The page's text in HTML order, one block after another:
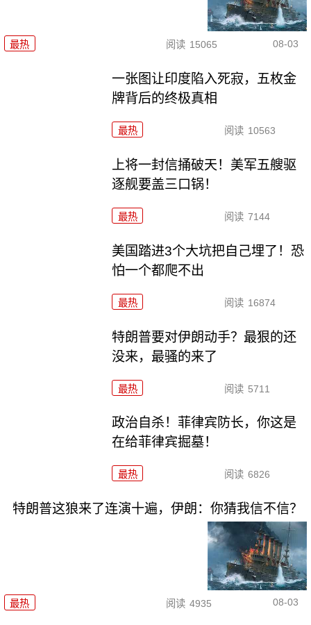
最热 阅读 15065 08-03
一张图让印度陷入死寂，五枚金
牌背后的终极真相
最热 阅读 10563
上将一封信捅破天！美军五艘驱
逐舰要盖三口锅！
最热 阅读 7144
美国踏进3个大坑把自己埋了！恐
怕一个都爬不出
最热 阅读 16874
特朗普要对伊朗动手？最狠的还
没来，最骚的来了
最热 阅读 5711
政治自杀！菲律宾防长，你这是
在给菲律宾掘墓！
最热 阅读 6826
特朗普这狼来了连演十遍，伊朗：你猜我信不信？
最热 阅读 4935 08-03